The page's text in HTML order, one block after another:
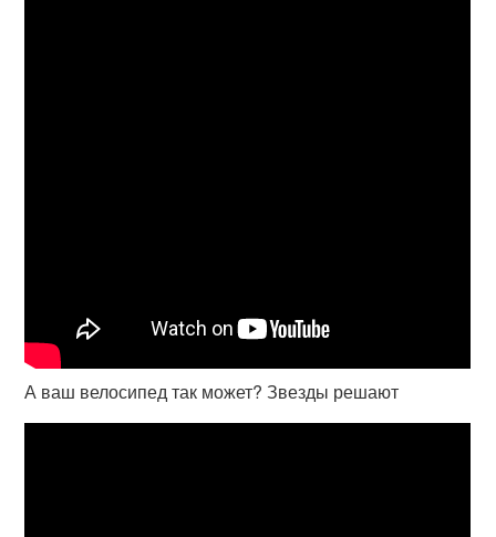
А ваш велосипед так может? Звезды решают